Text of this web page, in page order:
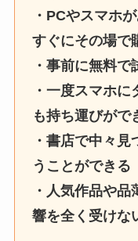
・PCやスマホ
すぐにその場で
・事前に無料
・一度スマホ
も持ち運びがで
・書店で中々
うことができる
・人気作品や
響を全く受けな